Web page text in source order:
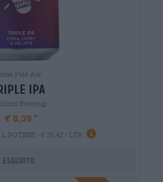
Pale Ale
ipa
Brewing
€ 8,39
L POTERE - € 25,42 / LTR
Esaurito